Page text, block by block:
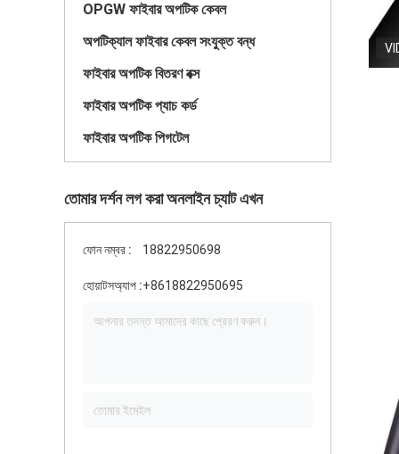
OPGW ফাইবার অপটিক কেবল
অপটিক্যাল ফাইবার কেবল সংযুক্ত বন্ধ
ফাইবার অপটিক বিতরণ বক্স
ফাইবার অপটিক প্যাচ কর্ড
ফাইবার অপটিক পিগটেল
তোমার দর্শন লগ করা অনলাইন চ্যাট এখন
ফোন নম্বর : 18822950698
হোয়াটসঅ্যাপ :+8618822950695